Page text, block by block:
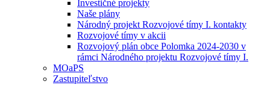
Investičné projekty
Naše plány
Národný projekt Rozvojové tímy I. kontakty
Rozvojové tímy v akcii
Rozvojový plán obce Polomka 2024-2030 v
rámci Národného projektu Rozvojové tímy I.
MOaPS
Zastupiteľstvo